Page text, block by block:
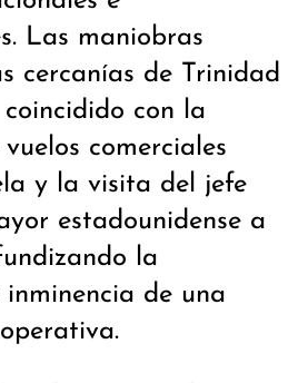
Las maniobras
cercanías de Trinidad
con la
comerciales
y la visita del jefe
estadounidense a
la
inminencia de una